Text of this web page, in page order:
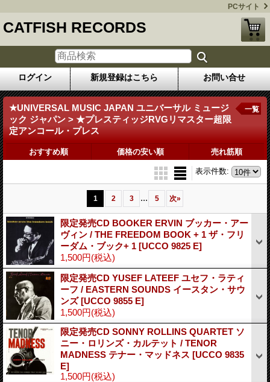
PCサイト
CATFISH RECORDS
ログイン 新規登録はこちら お問い合せ
★UNIVERSAL MUSIC JAPAN ユニバーサル ミュージ
ック ジャパン > ★プレスティッジRVGリマスター超限
定アンコール・プレス
一覧
おすすめ順 価格の安い順 売れ筋順
表示件数:
1 2 3 ... 5 次»
限定発売CD BOOKER ERVIN ブッカー・アー
ヴィン / THE FREEDOM BOOK + 1 ザ・フリ
ーダム・ブック+ 1 [UCCO 9825 E]
1,500円(税込)
限定発売CD YUSEF LATEEF ユセフ・ラティ
ーフ / EASTERN SOUNDS イースタン・サウ
ンズ[UCCO 9855 E]
1,500円(税込)
限定発売CD SONNY ROLLINS QUARTET ソ
ニー・ロリンズ・カルテット / TENOR
MADNESS テナー・マッドネス [UCCO 9835
E]
1,500円(税込)